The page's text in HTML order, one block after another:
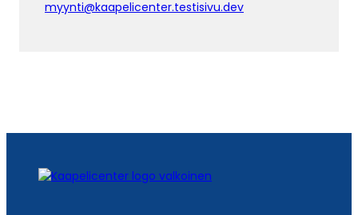
myynti@kaapelicenter.testisivu.dev